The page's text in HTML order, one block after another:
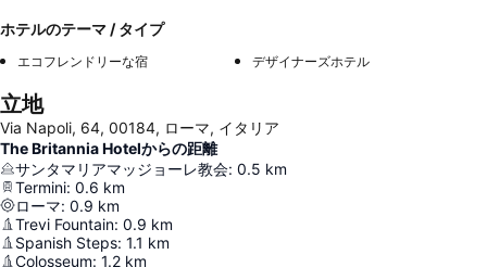
ホテルのテーマ / タイプ
エコフレンドリーな宿 デザイナーズホテル
立地
Via Napoli, 64, 00184, ローマ, イタリア
The Britannia Hotelからの距離
サンタマリアマッジョーレ教会: 0.5 km
Termini: 0.6 km
ローマ: 0.9 km
Trevi Fountain: 0.9 km
Spanish Steps: 1.1 km
Colosseum: 1.2 km